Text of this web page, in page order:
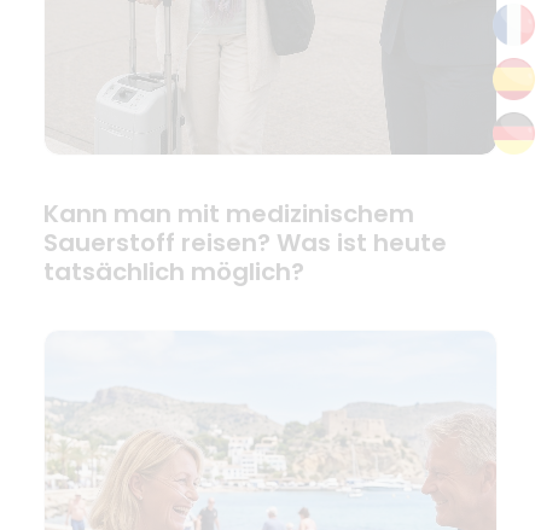
Kann man mit medizinischem
Sauerstoff reisen? Was ist heute
tatsächlich möglich?